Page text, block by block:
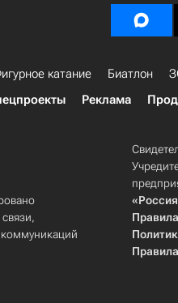
катание Биатлон
Реклама